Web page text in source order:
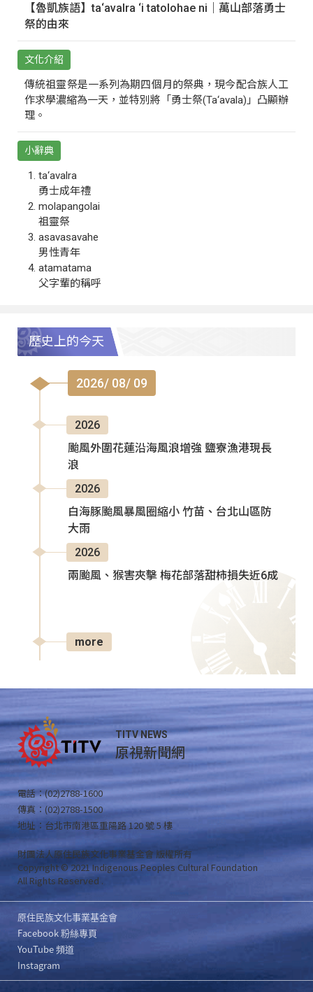
【魯凱族語】ta‘avalra ‘i tatolohae ni｜萬山部落勇士
祭的由來
文化介紹
傳統祖靈祭是一系列為期四個月的祭典，現今配合族人工
作求學濃縮為一天，並特別將「勇士祭(Ta‘avala)」凸顯辦
理。
小辭典
ta‘avalra
勇士成年禮
molapangolai
祖靈祭
asavasavahe
男性青年
atamatama
父字輩的稱呼
歷史上的今天
2026/ 08/ 09
2026
颱風外圍花蓮沿海風浪增強 鹽寮漁港現長
浪
2026
白海豚颱風暴風圈縮小 竹苗、台北山區防
大雨
2026
兩颱風、猴害夾擊 梅花部落甜柿損失近6成
more
TITV NEWS
原視新聞網
電話：(02)2788-1600
傳真：(02)2788-1500
地址：台北市南港區重陽路 120 號 5 樓
財團法人原住民族文化事業基金會 版權所有
Copyright © 2021 Indigenous Peoples Cultural Foundation
All Rights Reserved .
原住民族文化事業基金會
Facebook 粉絲專頁
YouTube 頻道
Instagram